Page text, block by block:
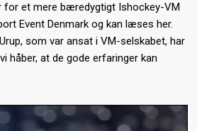
for et mere bæredygtigt Ishockey-VM
Event Denmark og kan læses her.
som var ansat i VM-selskabet, har
håber, at de gode erfaringer kan